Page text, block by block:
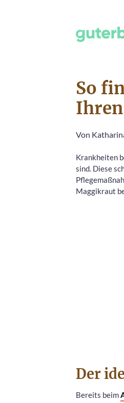
So
Von
Krankheiten
sind. Diese
Maggikraut
Der
Bereits beim